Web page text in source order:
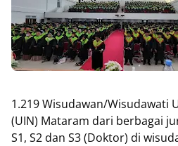
1.219 Wisudawan/Wisudawati
(UIN) Mataram dari berbagai
S1, S2 dan S3 (Doktor) di